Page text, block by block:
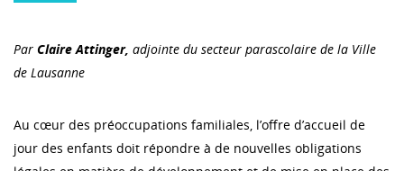
Par Claire Attinger, adjointe du secteur parascolaire de la Ville
de Lausanne
Au cœur des préoccupations familiales, l’offre d’accueil de
jour des enfants doit répondre à de nouvelles obligations